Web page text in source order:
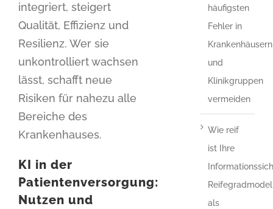
integriert, steigert
Qualität, Effizienz und
Resilienz. Wer sie
unkontrolliert wachsen
lässt, schafft neue
Risiken für nahezu alle
Bereiche des
Krankenhauses.
KI in der
Patientenversorgung:
Nutzen und
häufigsten
Fehler in
Krankenhäusern
und
Klinikgruppen
vermeiden
Wie reif
ist Ihre
als